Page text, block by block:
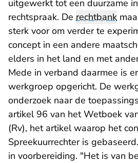
uitgewerkt tot een duurzame
rechtspraak. De rechtbank
sterk voor om verder te
concept in een andere
elders in het land en met
Mede in verband daarmee is
werkgroep opgericht. De
onderzoek naar de
artikel 96 van het Wetboek
(Rv), het artikel waarop het
Spreekuurrechter is
in voorbereiding. "Het is van